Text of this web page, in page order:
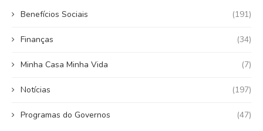
Benefícios Sociais (191)
Finanças (34)
Minha Casa Minha Vida (7)
Notícias (197)
Programas do Governos (47)